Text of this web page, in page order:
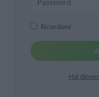
Ricordami
Hai